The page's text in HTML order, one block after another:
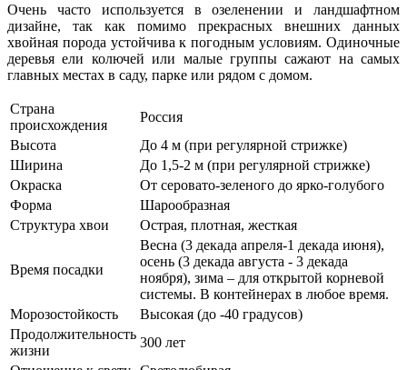
Очень часто используется в озеленении и ландшафтном
дизайне, так как помимо прекрасных внешних данных
хвойная порода устойчива к погодным условиям. Одиночные
деревья ели колючей или малые группы сажают на самых
главных местах в саду, парке или рядом с домом.
Страна
происхождения
Россия
Высота
До 4 м (при регулярной стрижке)
Ширина
До 1,5-2 м (при регулярной стрижке)
Окраска
От серовато-зеленого до ярко-голубого
Форма
Шарообразная
Структура хвои
Острая, плотная, жесткая
Время посадки
Весна (3 декада апреля-1 декада июня),
осень (3 декада августа - 3 декада
ноября), зима – для открытой корневой
системы. В контейнерах в любое время.
Морозостойкость
Высокая (до -40 градусов)
Продолжительность
жизни
300 лет